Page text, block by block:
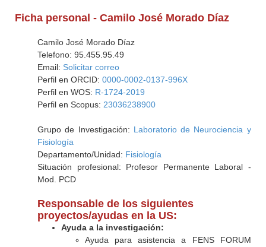
Ficha personal - Camilo José Morado Díaz
Camilo José Morado Díaz
Telefono: 95.455.95.49
Email: Solicitar correo
Perfil en ORCID: 0000-0002-0137-996X
Perfil en WOS: R-1724-2019
Perfil en Scopus: 23036238900
Grupo de Investigación: Laboratorio de Neurociencia y
Fisiología
Departamento/Unidad: Fisiología
Situación profesional: Profesor Permanente Laboral -
Mod. PCD
Responsable de los siguientes
proyectos/ayudas en la US:
Ayuda a la investigación:
Ayuda para asistencia a FENS FORUM